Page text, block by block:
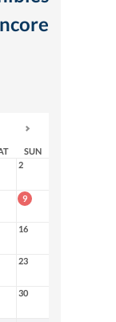
SUN
2
9
16
23
30